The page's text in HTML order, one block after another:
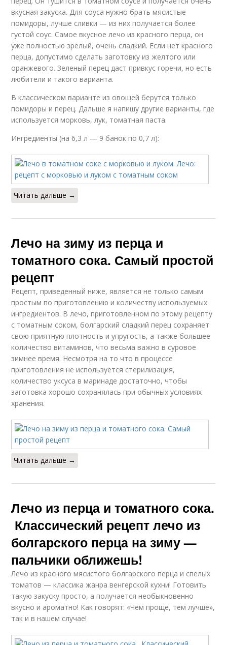
вкусная закуска. Для соуса нужно брать мясистые
помидоры, лучше сливки — из них получается более
густой соус. Самое вкусное лечо из красного перца, он
уже полностью зрелый, очень сладкий. Если нет красного
перца, допустимо сделать заготовку из желтого или
оранжевого. Зеленый перец даст привкус горечи, но есть
любители и такого варианта.
В классическом варианте из овощей берутся только
помидоры и перец. Дальше я напишу другие варианты, где
используется морковь, лук, томатная паста.
Ингредиенты (на 6,3 л — 9 банок по 0,7 л):
Читать дальше →
Лечо на зиму из перца и
томатного сока. Самый простой
рецепт
Рецепт, приведенный ниже, является не только самым
простым по приготовлению и количеству используемых
ингредиентов. В лечо, приготовленном по этому рецепту
с томатным соком, болгарский сладкий перец сохраняет
свою приятную плотность и упругость, а также большее
количество витаминов, что весьма важно в суровое
зимнее время. Несмотря на то что в процессе
приготовления не используется стерилизация,
количество уксуса в маринаде достаточно, чтобы
заготовка хорошо сохранялась при обычных условиях
хранения.
Читать дальше →
Лечо из перца и томатного сока.
Классический рецепт лечо из
болгарского перца на зиму —
пальчики оближешь!
Лечо из красного мясистого болгарского перца и спелых
томатов — классика жанра венгерской кухни! Готовить
такую закуску просто, а получается необыкновенно
вкусно и ароматно! Как говорят: «Чем проще, тем лучше»,
так и в нашем случае!